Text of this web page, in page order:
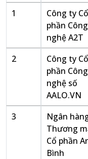
1
Công ty Cổ
phần Công
nghệ A2T
2
Công ty Cổ
phần Công
nghệ số
AALO.VN
3
Ngân
Thương
Cổ phần
Bình